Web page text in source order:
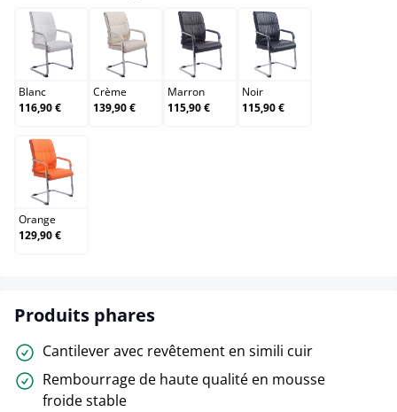
Blanc
Blanc
116,90 €
Crème
Crème
139,90 €
Marron
Marron
115,90 €
Noir
Noir
115,90 €
Orange
Orange
129,90 €
Produits phares
Cantilever avec revêtement en simili cuir
Rembourrage de haute qualité en mousse
froide stable